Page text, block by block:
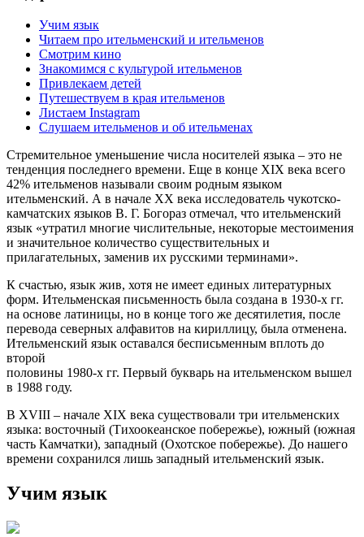
Учим язык
Читаем про ительменский и ительменов
Смотрим кино
Знакомимся с культурой ительменов
Привлекаем детей
Путешествуем в края ительменов
Листаем Instagram
Слушаем ительменов и об ительменах
Стремительное уменьшение числа носителей языка – это не
тенденция последнего времени. Еще в конце XIX века всего
42% ительменов называли своим родным языком
ительменский. А в начале ХХ века исследователь чукотско-
камчатских языков В. Г. Богораз отмечал, что ительменский
язык «утратил многие числительные, некоторые местоимения
и значительное количество существительных и
прилагательных, заменив их русскими терминами».
К счастью, язык жив, хотя не имеет единых литературных
форм. Ительменская письменность была создана в 1930-х гг.
на основе латиницы, но в конце того же десятилетия, после
перевода северных алфавитов на кириллицу, была отменена.
Ительменский язык оставался бесписьменным вплоть до
второй
половины 1980-х гг. Первый букварь на ительменском вышел
в 1988 году.
В XVIII – начале XIX века существовали три ительменских
языка: восточный (Тихоокеанское побережье), южный (южная
часть Камчатки), западный (Охотское побережье). До нашего
времени сохранился лишь западный ительменский язык.
Учим язык